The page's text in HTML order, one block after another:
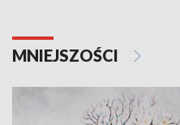
MNIEJSZOŚCI